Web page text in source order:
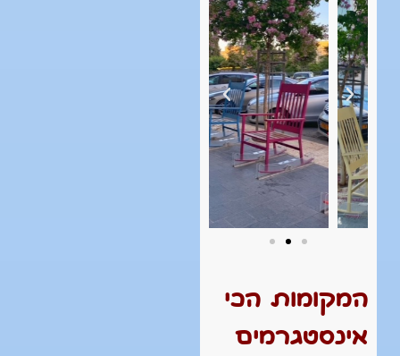
המקומות הכי
אינסטגרמים